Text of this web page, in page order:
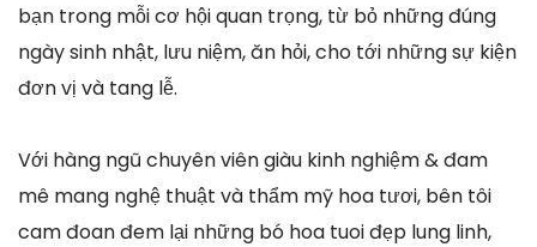
bạn trong mỗi cơ hội quan trọng, từ bỏ những đúng
ngày sinh nhật, lưu niệm, ăn hỏi, cho tới những sự kiện
đơn vị và tang lễ.
Với hàng ngũ chuyên viên giàu kinh nghiệm & đam
mê mang nghệ thuật và thẩm mỹ hoa tươi, bên tôi
cam đoan đem lại những bó hoa tuoi đẹp lung linh,